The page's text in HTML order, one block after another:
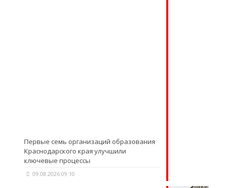
Первые семь организаций образования
Краснодарского края улучшили
ключевые процессы
09.08.2026 09:10